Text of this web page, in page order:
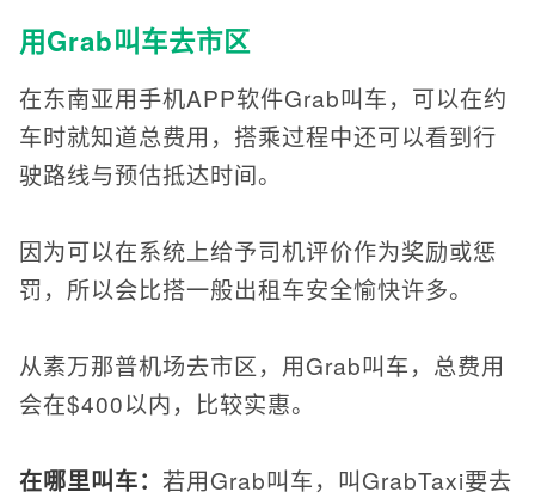
用Grab叫车去市区
在东南亚用手机APP软件Grab叫车，可以在约
车时就知道总费用，搭乘过程中还可以看到行
驶路线与预估抵达时间。
因为可以在系统上给予司机评价作为奖励或惩
罚，所以会比搭一般出租车安全愉快许多。
从素万那普机场去市区，用Grab叫车，总费用
会在$400以内，比较实惠。
在哪里叫车： 若用Grab叫车，叫GrabTaxi要去